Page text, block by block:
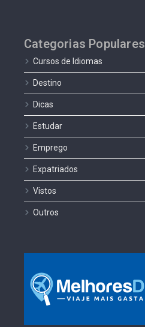
Categorias Populares
Cursos de Idiomas
Destino
Dicas
Estudar
Emprego
Expatriados
Vistos
Outros